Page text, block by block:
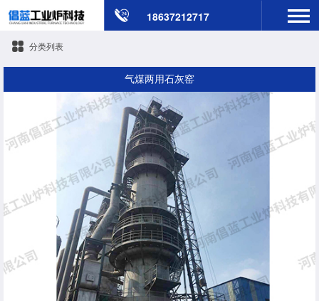
18637212717
分类列表
气煤两用石灰窑